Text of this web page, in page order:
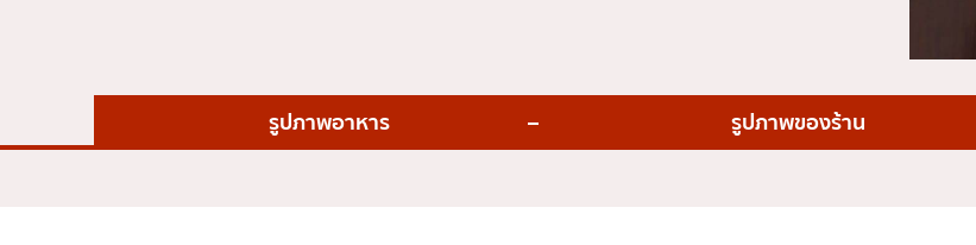
เทมปุระ
โอมากาเสะ
อ่อนนุช
รูปภาพอาหาร รูปภาพของร้าน